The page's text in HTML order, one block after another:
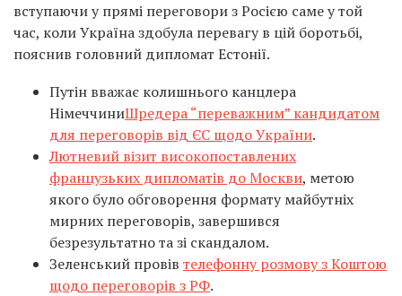
вступаючи у прямі переговори з Росією саме у той
час, коли Україна здобула перевагу в цій боротьбі,
пояснив головний дипломат Естонії.
Путін вважає колишнього канцлера
НімеччиниШредера “переважним” кандидатом
для переговорів від ЄС щодо України.
Лютневий візит високопоставлених
французьких дипломатів до Москви, метою
якого було обговорення формату майбутніх
мирних переговорів, завершився
безрезультатно та зі скандалом.
Зеленський провів телефонну розмову з Коштою
щодо переговорів з РФ.